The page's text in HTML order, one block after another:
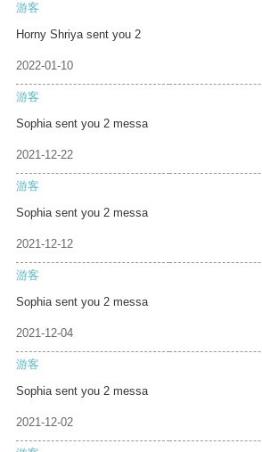
游客
Horny Shriya sent you 2
2022-01-10
游客
Sophia sent you 2 messa
2021-12-22
游客
Sophia sent you 2 messa
2021-12-12
游客
Sophia sent you 2 messa
2021-12-04
游客
Sophia sent you 2 messa
2021-12-02